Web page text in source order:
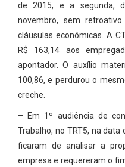
de 2015, e a segunda,
novembro, sem
cláusulas econômicas. A
R$ 163,14 aos
apontador. O auxílio
100,86, e perdurou o
creche.
– Em 1º audiência de
Trabalho, no TRT5, na
ficaram de analisar a
empresa e requereram o